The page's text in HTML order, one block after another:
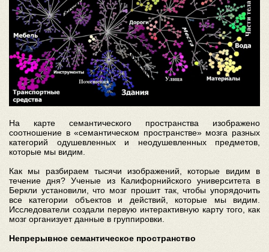
На карте семантического пространства изображено
соотношение в «семантическом пространстве» мозга разных
категорий одушевленных и неодушевленных предметов,
которые мы видим.
Как мы разбираем тысячи изображений, которые видим в
течение дня? Ученые из Калифорнийского университета в
Беркли установили, что мозг прошит так, чтобы упорядочить
все категории объектов и действий, которые мы видим.
Исследователи создали первую интерактивную карту того, как
мозг организует данные в группировки.
Непрерывное семантическое пространство